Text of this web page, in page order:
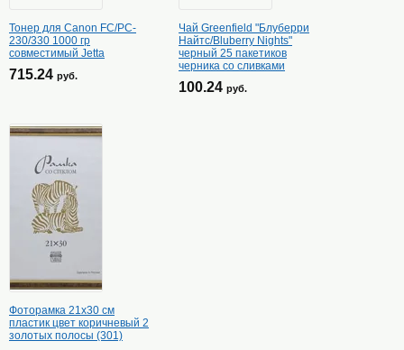
Тонер для Canon FC/PC-
230/330 1000 гр
совместимый Jetta
715.24 руб.
Чай Greenfield "Блуберри
Найтс/Bluberry Nights"
черный 25 пакетиков
черника со сливками
100.24 руб.
Фоторамка 21х30 см
пластик цвет коричневый 2
золотых полосы (301)